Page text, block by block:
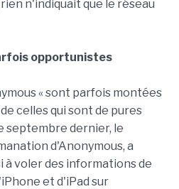
n'indiquait que le réseau
opportunistes
« sont parfois montées
celles qui sont de pures
septembre dernier, le
d'Anonymous, a
à voler des informations de
et d'iPad sur